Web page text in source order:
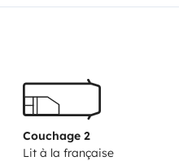
solo se collegati alle
l'ambiente in
noleggio set di pentole,
cucina.Si noleggia solo a
da almeno 10 anni, e
Couchage 2
Lit à la française